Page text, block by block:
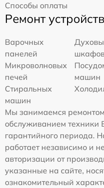
Способы оплаты
Ремонт устройств
Варочных
панелей
Микроволновых
печей
машин
Стиральных
машин
Мы занимаемся
обслуживанием техники
гарантийного периода.
работает независимо и
авторизации от
указанные на сайте,
ознакомительный